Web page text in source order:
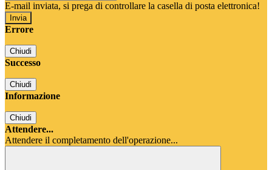
E-mail inviata, si prega di controllare la casella di posta elettronica!
Errore
Chiudi
Successo
Chiudi
Informazione
Chiudi
Attendere...
Attendere il completamento dell'operazione...